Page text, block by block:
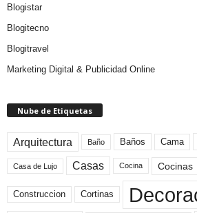
Blogistar
Blogitecno
Blogitravel
Marketing Digital & Publicidad Online
Nube de Etiquetas
Arquitectura Baño Baños Cama
Casa de Lujo Casas Cocina Cocinas
Construccion Cortinas